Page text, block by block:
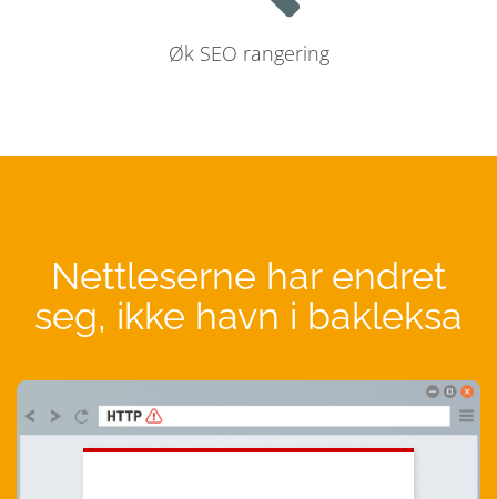
Øk SEO rangering
Nettleserne har endret
seg, ikke havn i bakleksa